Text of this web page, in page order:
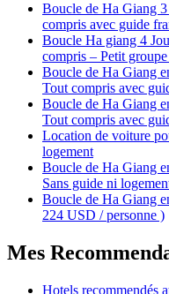
Boucle de Ha Giang
compris avec guide
Boucle Ha giang 4
compris – Petit
Boucle de Ha Giang
Tout compris avec
Boucle de Ha Giang
Tout compris avec
Location de voiture
logement
Boucle de Ha Giang
Sans guide ni
Boucle de Ha Giang
224 USD / personne )
Mes
Hotels recommendés